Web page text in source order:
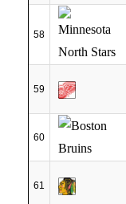
58
59
60
61